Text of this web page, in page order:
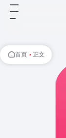
首页 • 正文